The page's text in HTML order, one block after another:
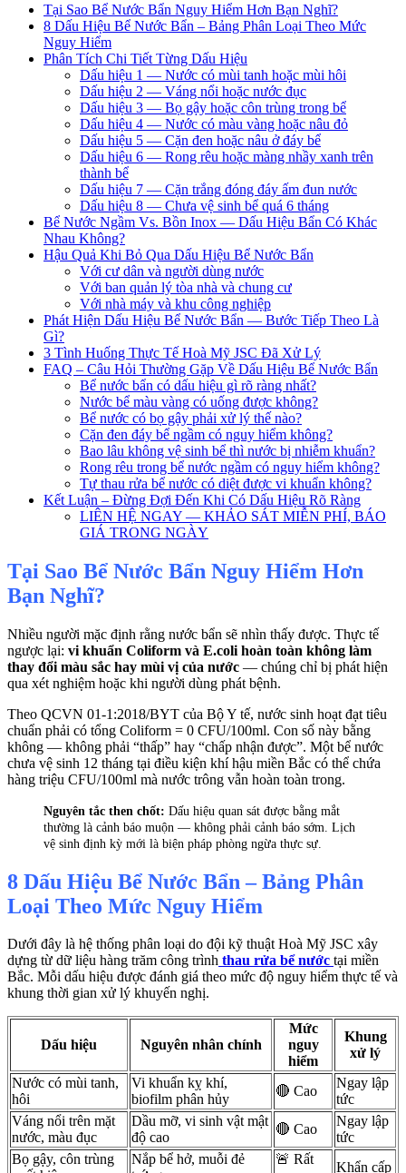
Tại Sao Bể Nước Bẩn Nguy Hiểm Hơn Bạn Nghĩ?
8 Dấu Hiệu Bể Nước Bẩn – Bảng Phân Loại Theo Mức
Nguy Hiểm
Phân Tích Chi Tiết Từng Dấu Hiệu
Dấu hiệu 1 — Nước có mùi tanh hoặc mùi hôi
Dấu hiệu 2 — Váng nổi hoặc nước đục
Dấu hiệu 3 — Bọ gậy hoặc côn trùng trong bể
Dấu hiệu 4 — Nước có màu vàng hoặc nâu đỏ
Dấu hiệu 5 — Cặn đen hoặc nâu ở đáy bể
Dấu hiệu 6 — Rong rêu hoặc màng nhầy xanh trên
thành bể
Dấu hiệu 7 — Cặn trắng đóng đáy ấm đun nước
Dấu hiệu 8 — Chưa vệ sinh bể quá 6 tháng
Bể Nước Ngầm Vs. Bồn Inox — Dấu Hiệu Bẩn Có Khác
Nhau Không?
Hậu Quả Khi Bỏ Qua Dấu Hiệu Bể Nước Bẩn
Với cư dân và người dùng nước
Với ban quản lý tòa nhà và chung cư
Với nhà máy và khu công nghiệp
Phát Hiện Dấu Hiệu Bể Nước Bẩn — Bước Tiếp Theo Là
Gì?
3 Tình Huống Thực Tế Hoà Mỹ JSC Đã Xử Lý
FAQ – Câu Hỏi Thường Gặp Về Dấu Hiệu Bể Nước Bẩn
Bể nước bẩn có dấu hiệu gì rõ ràng nhất?
Nước bể màu vàng có uống được không?
Bể nước có bọ gậy phải xử lý thế nào?
Cặn đen đáy bể ngầm có nguy hiểm không?
Bao lâu không vệ sinh bể thì nước bị nhiễm khuẩn?
Rong rêu trong bể nước ngầm có nguy hiểm không?
Tự thau rửa bể nước có diệt được vi khuẩn không?
Kết Luận – Đừng Đợi Đến Khi Có Dấu Hiệu Rõ Ràng
LIÊN HỆ NGAY — KHẢO SÁT MIỄN PHÍ, BÁO
GIÁ TRONG NGÀY
Tại Sao Bể Nước Bẩn Nguy Hiểm Hơn
Bạn Nghĩ?
Nhiều người mặc định rằng nước bẩn sẽ nhìn thấy được. Thực tế
ngược lại: vi khuẩn Coliform và E.coli hoàn toàn không làm
thay đổi màu sắc hay mùi vị của nước — chúng chỉ bị phát hiện
qua xét nghiệm hoặc khi người dùng phát bệnh.
Theo QCVN 01-1:2018/BYT của Bộ Y tế, nước sinh hoạt đạt tiêu
chuẩn phải có tổng Coliform = 0 CFU/100ml. Con số này bằng
không — không phải “thấp” hay “chấp nhận được”. Một bể nước
chưa vệ sinh 12 tháng tại điều kiện khí hậu miền Bắc có thể chứa
hàng triệu CFU/100ml mà nước trông vẫn hoàn toàn trong.
Nguyên tắc then chốt: Dấu hiệu quan sát được bằng mắt
thường là cảnh báo muộn — không phải cảnh báo sớm. Lịch
vệ sinh định kỳ mới là biện pháp phòng ngừa thực sự.
8 Dấu Hiệu Bể Nước Bẩn – Bảng Phân
Loại Theo Mức Nguy Hiểm
Dưới đây là hệ thống phân loại do đội kỹ thuật Hoà Mỹ JSC xây
dựng từ dữ liệu hàng trăm công trình thau rửa bể nước tại miền
Bắc. Mỗi dấu hiệu được đánh giá theo mức độ nguy hiểm thực tế và
khung thời gian xử lý khuyến nghị.
Dấu hiệu Nguyên nhân chính
Mức
nguy
hiểm
Khung
xử lý
Nước có mùi tanh,
hôi
Vi khuẩn kỵ khí,
biofilm phân hủy
🔴 Cao
Ngay lập
tức
Váng nổi trên mặt
nước, màu đục
Dầu mỡ, vi sinh vật mật
độ cao
🔴 Cao
Ngay lập
tức
Bọ gậy, côn trùng
Nắp bể hở, muỗi đẻ
🚨 Rất
Khẩn cấp